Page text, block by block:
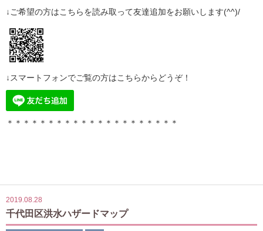
↓ご希望の方はこちらを読み取って友達追加をお願いします(^^)/
↓スマートフォンでご覧の方はこちらからどうぞ！
＊＊＊＊＊＊＊＊＊＊＊＊＊＊＊＊＊＊＊＊＊
2019.08.28
千代田区洪水ハザードマップ